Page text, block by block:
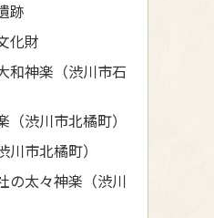
跡
化財
和神楽（渋川市石
渋川市北橘町）
市北橘町）
の太々神楽（渋川